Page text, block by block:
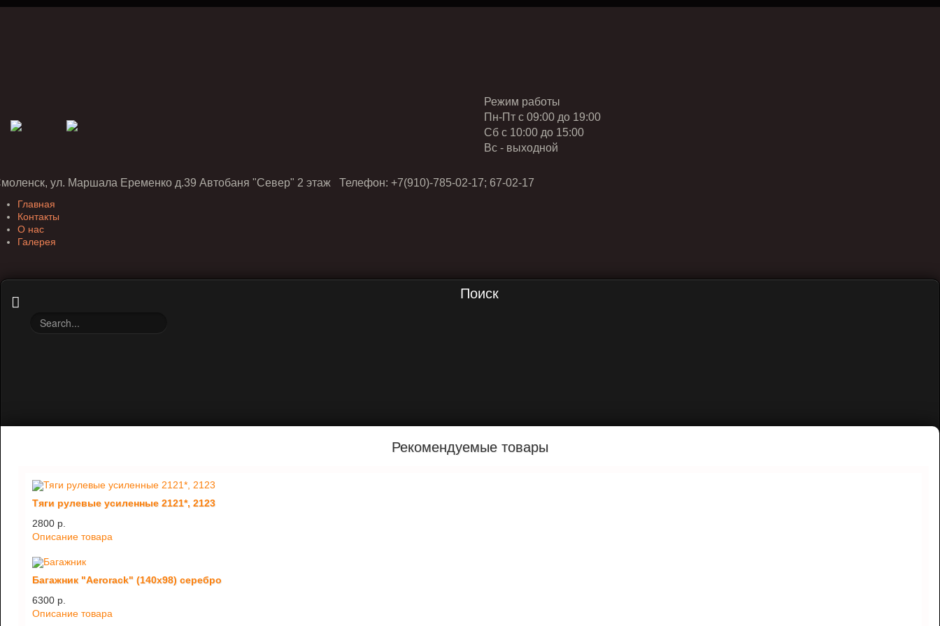
Режим работы
Пн-Пт с 09:00 до 19:00
Cб с 10:00 до 15:00
Вс - выходной
ул. Маршала Еременко д.39 Автобаня "Север" 2 этаж Телефон: +7(910)-785-02-17; 67-02-17
Главная
Контакты
О нас
Галерея
Поиск
Рекомендуемые товары
Тяги рулевые усиленные 2121*, 2123
2800 p.
Описание товара
Багажник "Aerorack" (140х98) серебро
6300 p.
Описание товара